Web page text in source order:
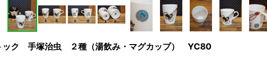
ク 手塚治虫 ２種（湯飲み・マグカップ） YC80